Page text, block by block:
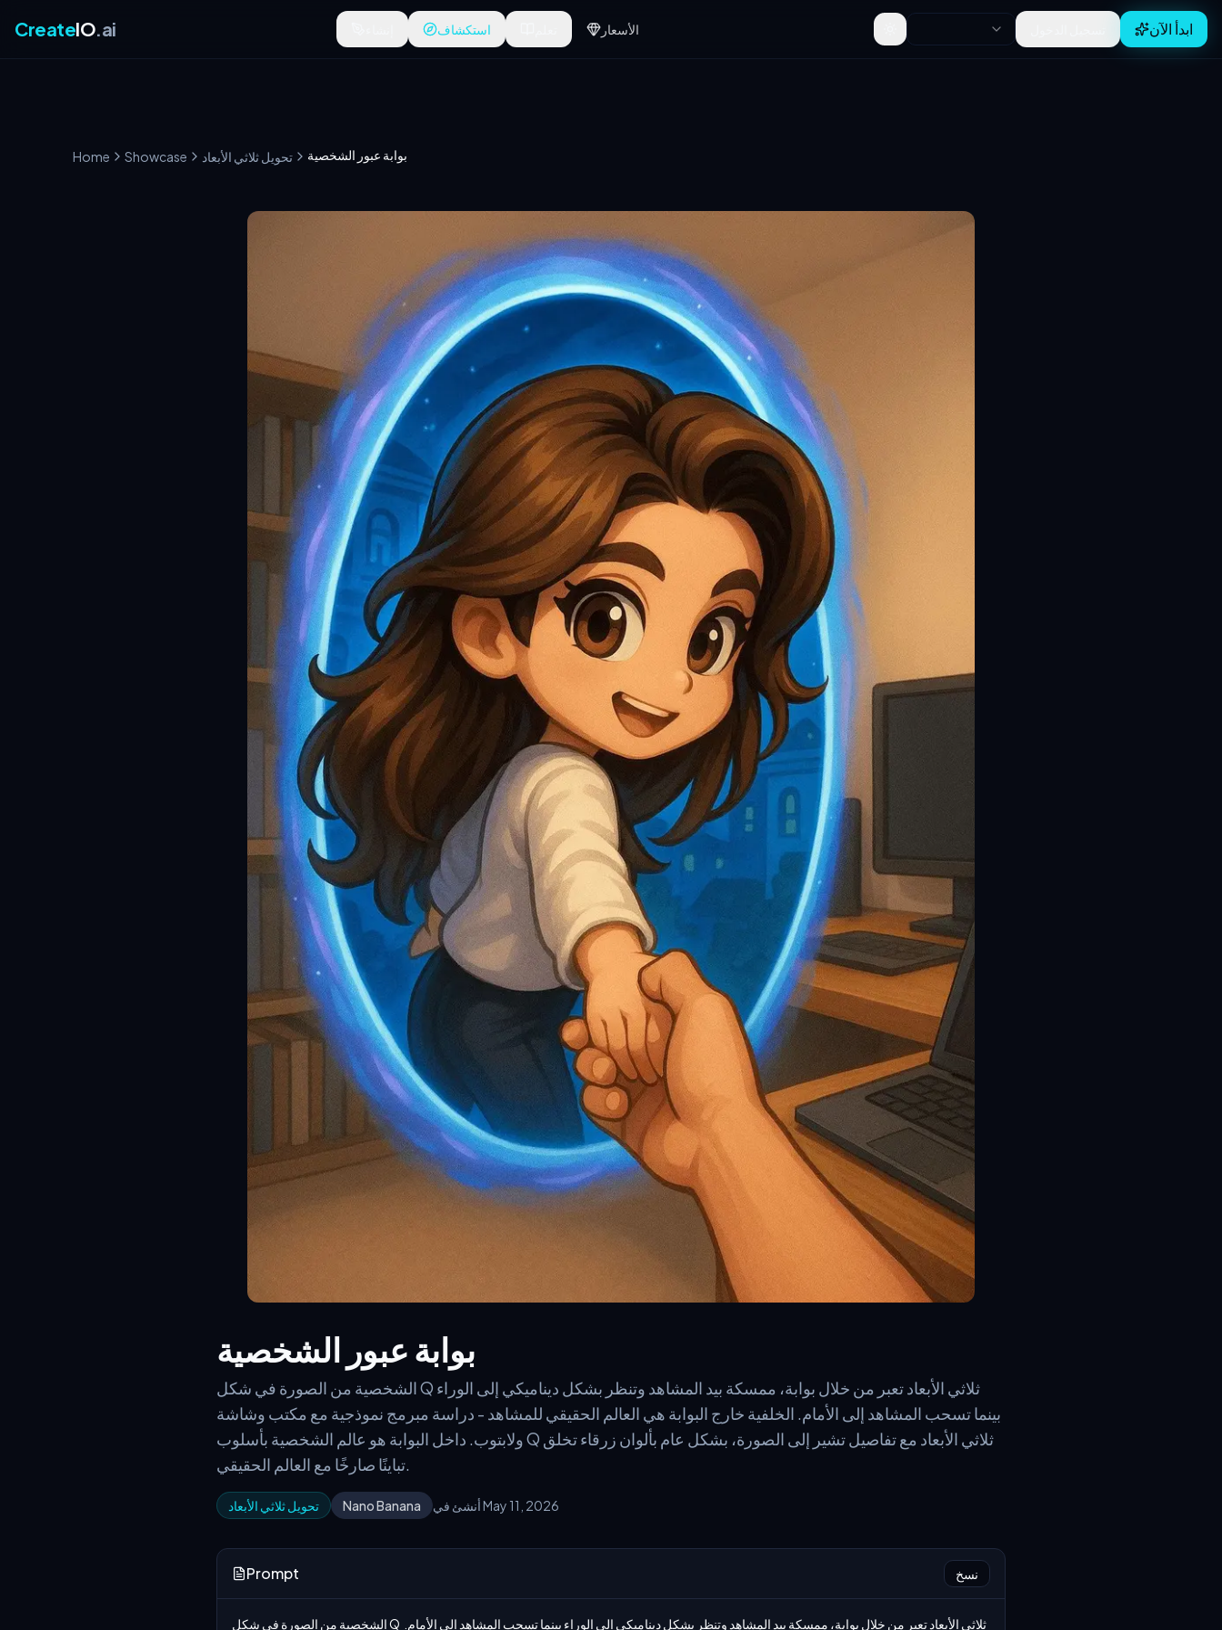
CreateIO.ai استكشاف الأسعار Toggle theme ابدأ الآن
Home Showcase تحويل ثلاثي الأبعاد بوابة عبور الشخصية
بوابة عبور الشخصية
الشخصية من الصورة في شكل Q ثلاثي الأبعاد تعبر من خلال بوابة، ممسكة بيد المشاهد وتنظر بشكل ديناميكي إلى الوراء
بينما تسحب المشاهد إلى الأمام. الخلفية خارج البوابة هي العالم الحقيقي للمشاهد - دراسة مبرمج نموذجية مع مكتب وشاشة
ولابتوب. داخل البوابة هو عالم الشخصية بأسلوب Q ثلاثي الأبعاد مع تفاصيل تشير إلى الصورة، بشكل عام بألوان زرقاء تخلق
تباينًا صارخًا مع العالم الحقيقي.
تحويل ثلاثي الأبعاد Nano Banana أنشئ في May 11, 2026
Prompt نسخ
الشخصية من الصورة في شكل Q ثلاثي الأبعاد تعبر من خلال بوابة، ممسكة بيد المشاهد وتنظر بشكل ديناميكي إلى الوراء بينما تسحب المشاهد إلى الأمام.